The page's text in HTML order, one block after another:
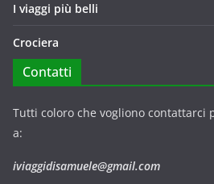
I viaggi più belli
Crociera
Contatti
Tutti coloro che vogliono contattarci
a:
iviaggidisamuele@gmail.com